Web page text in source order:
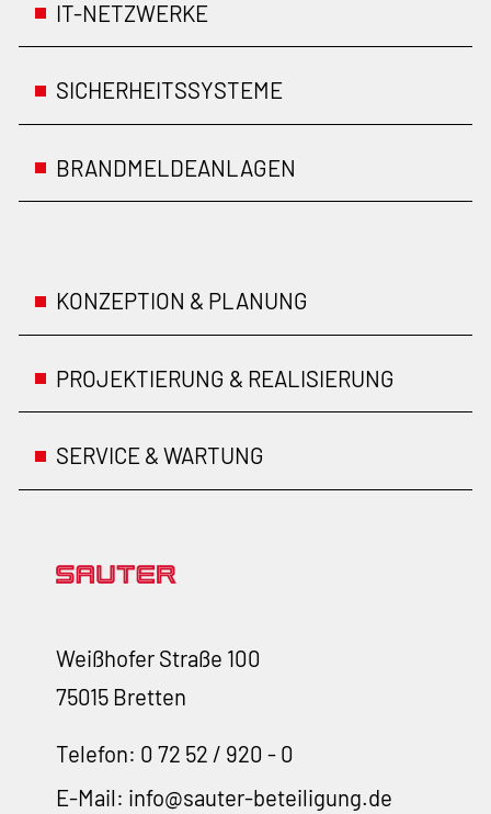
IT-NETZWERKE
SICHERHEITSSYSTEME
BRANDMELDEANLAGEN
KONZEPTION & PLANUNG
PROJEKTIERUNG & REALISIERUNG
SERVICE & WARTUNG
Weißhofer Straße 100
75015 Bretten
Telefon: 0 72 52 / 920 - 0
E-Mail: nf s t r-b t l g ng d